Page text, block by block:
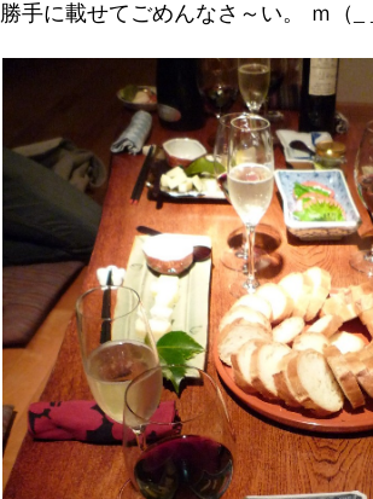
勝手に載せてごめんなさ～い。 ｍ（_